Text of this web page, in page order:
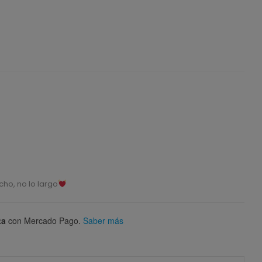
no lo largo
con Mercado Pago. Saber más